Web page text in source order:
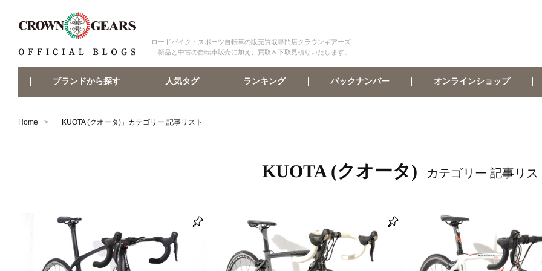
ロードバイク・スポーツ自転車の販売買取専門店クラウンギアーズ
新品と中古の自転車販売に加え、買取＆下取見積りいたします。
ブランドから探す 人気タグ ランキング バックナンバー オンラインショップ
Home 「 KUOTA (クオータ) 」カテゴリー 記事リスト
KUOTA (クオータ) カテゴリー 記事リス